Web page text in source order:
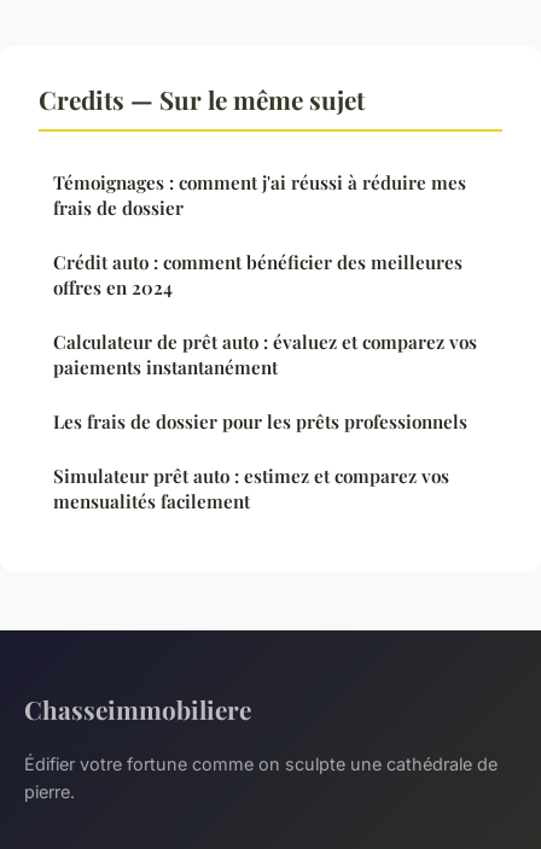
Credits — Sur le même sujet
Témoignages : comment j'ai réussi à réduire mes
frais de dossier
Crédit auto : comment bénéficier des meilleures
offres en 2024
Calculateur de prêt auto : évaluez et comparez vos
paiements instantanément
Les frais de dossier pour les prêts professionnels
Simulateur prêt auto : estimez et comparez vos
mensualités facilement
Chasseimmobiliere
Édifier votre fortune comme on sculpte une cathédrale de
pierre.